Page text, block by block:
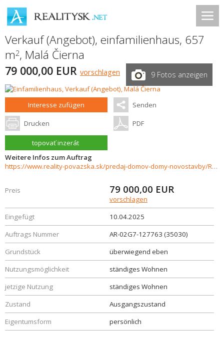
Verkauf (Angebot), einfamilienhaus, 657
m2, Malá Čierna
79 000,00 EUR vorschlagen 9 Fotos anzeigen
Interesse zufügen Senden
Drucken PDF
topovať inzerát
Weitere Infos zum Auftrag
https://www.reality-povazska.sk/predaj-domov-domy-novostavby/Rodinny-dom-na-predaj-35030/?utm_source=areality&utm_medium=xml&utm_term=35030&utm_content=dom&utm_campaign=portaly
Preis 79 000,00 EUR
vorschlagen
Eingefügt
10.04.2025
Auftrags Nummer
AR-02G7-127763 (35030)
Grundstück
überwiegend eben
Nutzungsmöglichkeit
ständiges Wohnen
jetzige Nutzung
ständiges Wohnen
Zustand
Ausgangszustand
Eigentumsform
persönlich